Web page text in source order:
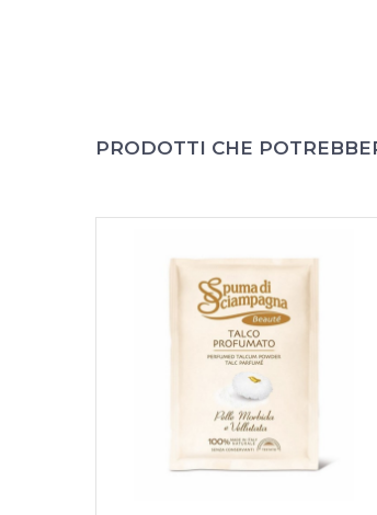
PRODOTTI CHE